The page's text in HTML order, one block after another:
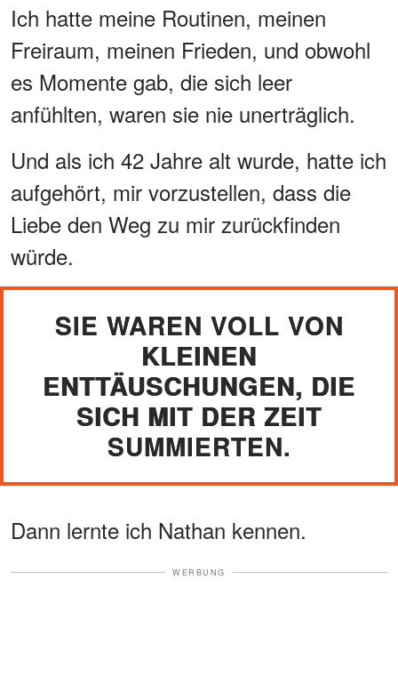
Ich hatte meine Routinen, meinen
Freiraum, meinen Frieden, und obwohl
es Momente gab, die sich leer
anfühlten, waren sie nie unerträglich.
Und als ich 42 Jahre alt wurde, hatte ich
aufgehört, mir vorzustellen, dass die
Liebe den Weg zu mir zurückfinden
würde.
SIE WAREN VOLL VON
KLEINEN
ENTTÄUSCHUNGEN, DIE
SICH MIT DER ZEIT
SUMMIERTEN.
Dann lernte ich Nathan kennen.
WERBUNG